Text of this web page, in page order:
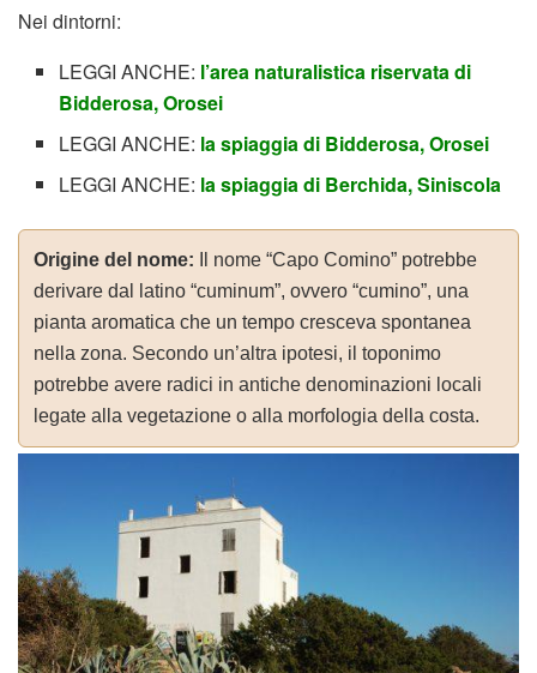
Nei dintorni:
LEGGI ANCHE: l’area naturalistica riservata di
Bidderosa, Orosei
LEGGI ANCHE: la spiaggia di Bidderosa, Orosei
LEGGI ANCHE: la spiaggia di Berchida, Siniscola
Origine del nome: Il nome “Capo Comino” potrebbe
derivare dal latino “cuminum”, ovvero “cumino”, una
pianta aromatica che un tempo cresceva spontanea
nella zona. Secondo un’altra ipotesi, il toponimo
potrebbe avere radici in antiche denominazioni locali
legate alla vegetazione o alla morfologia della costa.